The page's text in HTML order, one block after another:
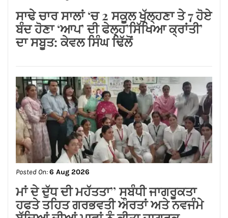
Posted On:6 Aug 2026
ਜਲੰਧਰ ਸੈਂਟਰਲ ਦੀਆਂ ਮਹਿਲਾਵਾਂ ਲਈ ਰੱਖੜੀ
ਦਾ ਤੋਹਫ਼ਾ: ਨਿਤਿਨ ਕੋਹਲੀ ਨੇ ਅਗਲੇ ਛੇ
ਮਹੀਨਿਆਂ ਵਿੱਚ ₹59 ਕਰੋੜ ਦੇ ਵਿਕਾਸ ਕਾਰਜਾਂ
ਦਾ ਕੀਤਾ ਐਲਾਨ